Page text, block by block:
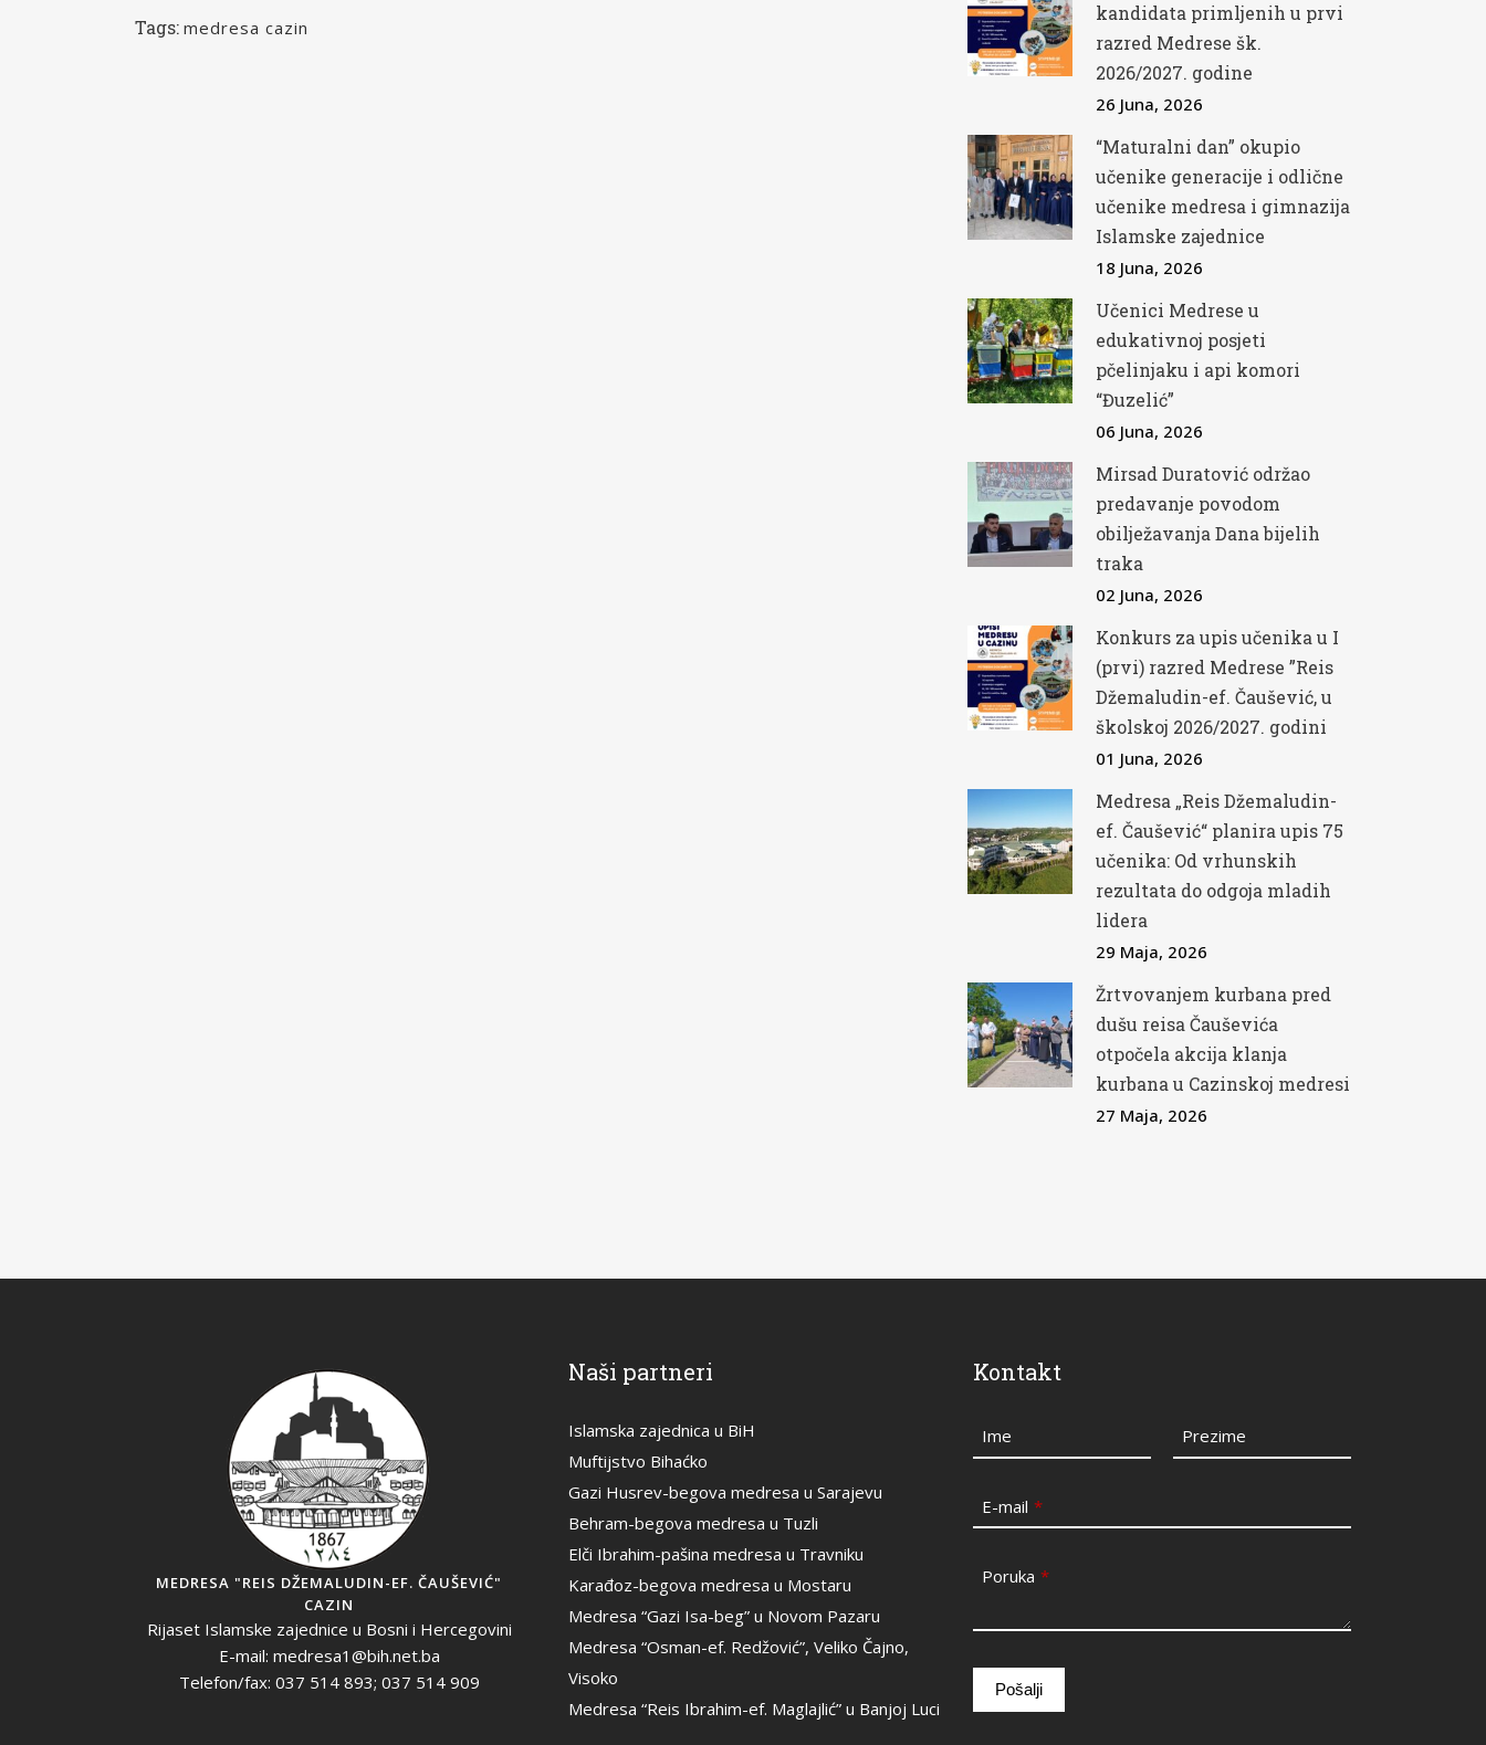
Tags: medresa cazin
kandidata primljenih u prvi
razred Medrese šk.
2026/2027. godine
26 Juna, 2026
“Maturalni dan” okupio
učenike generacije i odlične
učenike medresa i gimnazija
Islamske zajednice
18 Juna, 2026
Učenici Medrese u
edukativnoj posjeti
pčelinjaku i api komori
“Đuzelić”
06 Juna, 2026
Mirsad Duratović održao
predavanje povodom
obilježavanja Dana bijelih
traka
02 Juna, 2026
Konkurs za upis učenika u I
(prvi) razred Medrese ”Reis
Džemaludin-ef. Čaušević, u
školskoj 2026/2027. godini
01 Juna, 2026
Medresa „Reis Džemaludin-
ef. Čaušević“ planira upis 75
učenika: Od vrhunskih
rezultata do odgoja mladih
lidera
29 Maja, 2026
Žrtvovanjem kurbana pred
dušu reisa Čauševića
otpočela akcija klanja
kurbana u Cazinskoj medresi
27 Maja, 2026
MEDRESA "REIS DŽEMALUDIN-EF. ČAUŠEVIĆ"
CAZIN
Rijaset Islamske zajednice u Bosni i Hercegovini
E-mail: medresa1@bih.net.ba
Telefon/fax: 037 514 893; 037 514 909
Naši partneri
Islamska zajednica u BiH
Muftijstvo Bihaćko
Gazi Husrev-begova medresa u Sarajevu
Behram-begova medresa u Tuzli
Elči Ibrahim-pašina medresa u Travniku
Karađoz-begova medresa u Mostaru
Medresa “Gazi Isa-beg” u Novom Pazaru
Medresa “Osman-ef. Redžović”, Veliko Čajno,
Visoko
Medresa “Reis Ibrahim-ef. Maglajlić” u Banjoj Luci
Kontakt
Ime Prezime
E-mail *
Poruka *
Pošalji